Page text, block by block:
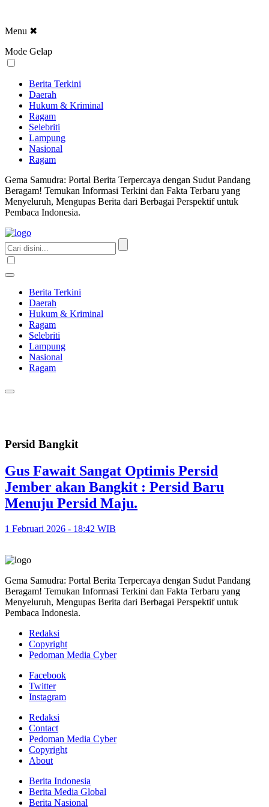
Menu ✖
Mode Gelap
Berita Terkini
Daerah
Hukum & Kriminal
Ragam
Selebriti
Lampung
Nasional
Ragam
Gema Samudra: Portal Berita Terpercaya dengan Sudut Pandang
Beragam! Temukan Informasi Terkini dan Fakta Terbaru yang
Menyeluruh, Mengupas Berita dari Berbagai Perspektif untuk
Pembaca Indonesia.
Berita Terkini
Daerah
Hukum & Kriminal
Ragam
Selebriti
Lampung
Nasional
Ragam
Persid Bangkit
Gus Fawait Sangat Optimis Persid
Jember akan Bangkit : Persid Baru
Menuju Persid Maju.
1 Februari 2026 - 18:42 WIB
Gema Samudra: Portal Berita Terpercaya dengan Sudut Pandang
Beragam! Temukan Informasi Terkini dan Fakta Terbaru yang
Menyeluruh, Mengupas Berita dari Berbagai Perspektif untuk
Pembaca Indonesia.
Redaksi
Copyright
Pedoman Media Cyber
Facebook
Twitter
Instagram
Redaksi
Contact
Pedoman Media Cyber
Copyright
About
Berita Indonesia
Berita Media Global
Berita Nasional